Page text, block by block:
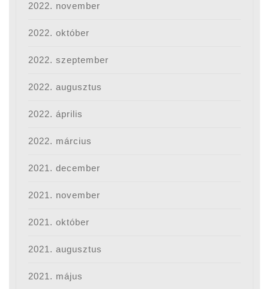
2022. november
2022. október
2022. szeptember
2022. augusztus
2022. április
2022. március
2021. december
2021. november
2021. október
2021. augusztus
2021. május